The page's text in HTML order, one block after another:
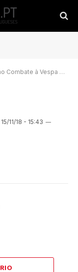
à Vespa Asiática
15/11/18 - 15:43